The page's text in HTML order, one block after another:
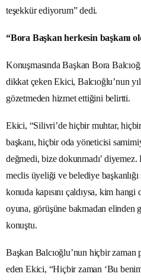
teşekkür ediyorum” dedi.
“Bora Başkan herkesin başkanı
Konuşmasında Başkan Bora
dikkat çeken Ekici, Balcıoğlu’nun
gözetmeden hizmet ettiğini belirtti.
Ekici, “Silivri’de hiçbir muhtar,
başkanı, hiçbir oda yöneticisi
değmedi, bize dokunmadı’ diyemez.
meclis üyeliği ve belediye
konuda kapısını çaldıysa, kim
oyuna, görüşüne bakmadan elinden
konuştu.
Başkan Balcıoğlu’nun hiçbir zaman
eden Ekici, “Hiçbir zaman ‘Bu